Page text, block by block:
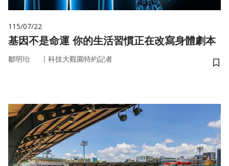
115/07/22
基因不是命運 你的生活習慣正在改寫身體劇本
鄒明珆 ｜ 科技大觀園特約記者
儲